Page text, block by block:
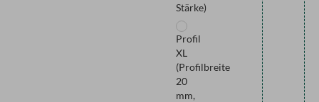
Stärke)
Profil
XL
(Profilbreite
20
mm,